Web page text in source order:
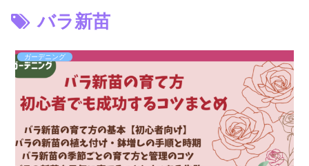
バラ新苗
ガーデニング